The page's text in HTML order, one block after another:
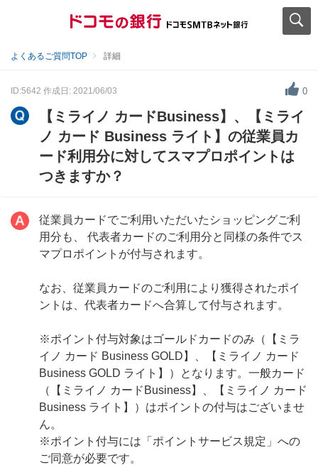
よくあるご質問TOP 詳細
ID:5642 作成日: 2021/06/03 0
【ミライノ カードBusiness】、【ミライ
ノ カード Business ライト】の従業員カ
ード利用分に対してスマプロポイントは
つきますか？
従業員カードでご利用いただいたショッピングご利
用分も、 代表者カードのご利用分と同様の条件でス
マプロポイントが付与されます。
なお、従業員カードのご利用により獲得されたポイ
ントは、代表者カードへ合算して付与されます。
※ポイント付与対象はゴールドカードのみ（【ミラ
イノ カード Business GOLD】、【ミライノ カード
Business GOLD ライト】）となります。一般カード
（【ミライノ カードBusiness】、【ミライノ カード
Business ライト】）はポイントの付与はございませ
ん。
※ポイント付与には「ポイントサービス規定」への
ご同意が必要です。